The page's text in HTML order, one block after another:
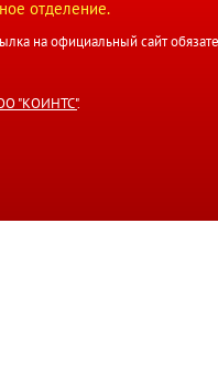
отделение.
на официальный сайт
"КОИНТС".